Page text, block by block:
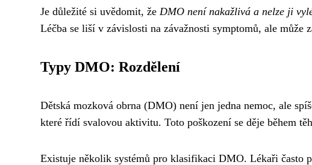
Je důležité si uvědomit, že DMO není nakažlivá a nelze ji
Léčba se liší v závislosti na závažnosti symptomů, ale
Typy DMO: Rozdělení
Dětská mozková obrna (DMO) není jen jedna nemoc, ale
které řídí svalovou aktivitu. Toto poškození se děje během
Existuje několik systémů pro klasifikaci DMO. Lékaři často